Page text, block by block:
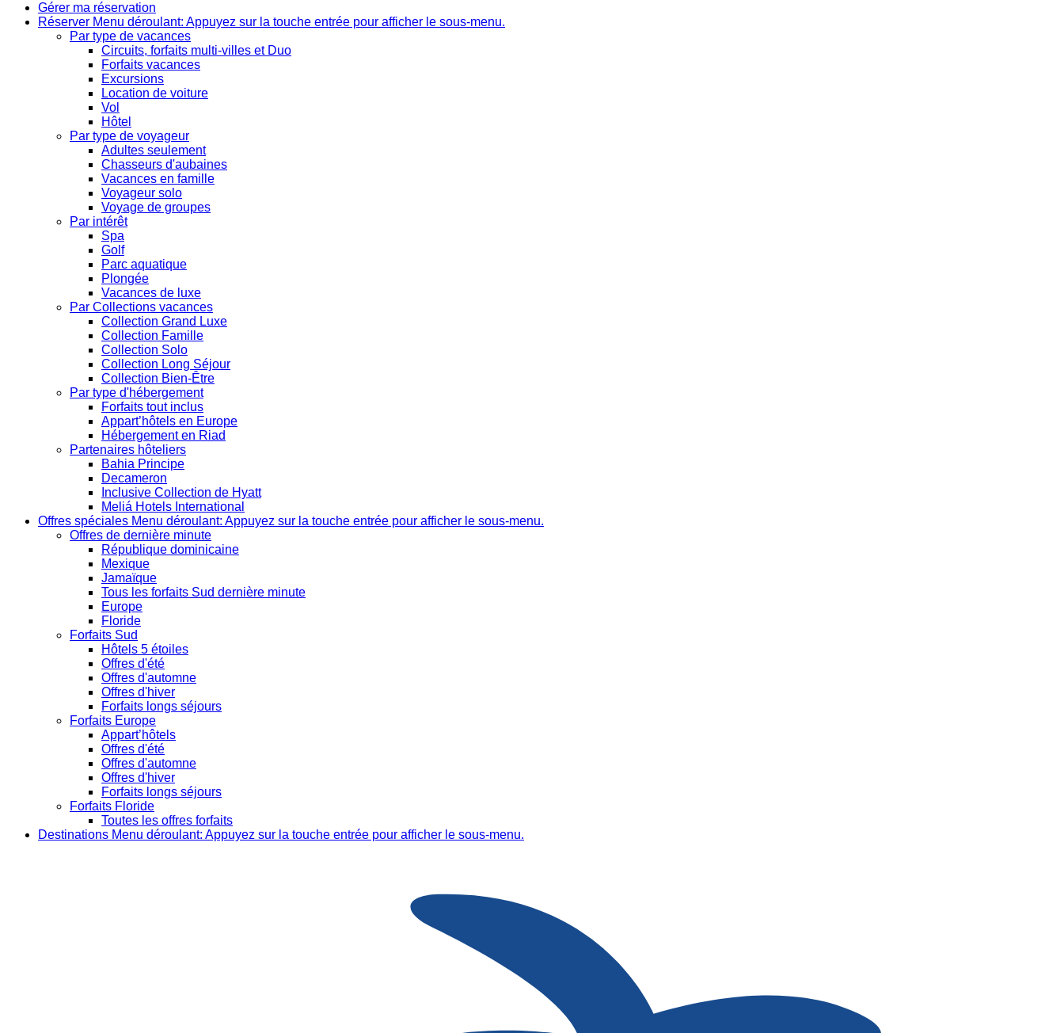
Gérer ma réservation
Réserver Menu déroulant: Appuyez sur la touche entrée pour afficher le sous-menu.
Par type de vacances
Circuits, forfaits multi-villes et Duo
Forfaits vacances
Excursions
Location de voiture
Vol
Hôtel
Par type de voyageur
Adultes seulement
Chasseurs d'aubaines
Vacances en famille
Voyageur solo
Voyage de groupes
Par intérêt
Spa
Golf
Parc aquatique
Plongée
Vacances de luxe
Par Collections vacances
Collection Grand Luxe
Collection Famille
Collection Solo
Collection Long Séjour
Collection Bien-Être
Par type d'hébergement
Forfaits tout inclus
Appart’hôtels en Europe
Hébergement en Riad
Partenaires hôteliers
Bahia Principe
Decameron
Inclusive Collection de Hyatt
Meliá Hotels International
Offres spéciales Menu déroulant: Appuyez sur la touche entrée pour afficher le sous-menu.
Offres de dernière minute
République dominicaine
Mexique
Jamaïque
Tous les forfaits Sud dernière minute
Europe
Floride
Forfaits Sud
Hôtels 5 étoiles
Offres d'été
Offres d'automne
Offres d'hiver
Forfaits longs séjours
Forfaits Europe
Appart’hôtels
Offres d'été
Offres d'automne
Offres d'hiver
Forfaits longs séjours
Forfaits Floride
Toutes les offres forfaits
Destinations Menu déroulant: Appuyez sur la touche entrée pour afficher le sous-menu.